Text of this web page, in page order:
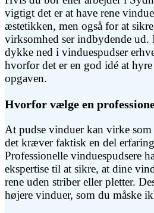
vigtigt det er at have rene
æstetikken, men også for at
virksomhed ser indbydende
dykke ned i vinduespudser
hvorfor det er en god idé at
opgaven.
Hvorfor vælge en
At pudse vinduer kan virke
det kræver faktisk en del
Professionelle vinduespudsere
ekspertise til at sikre, at dine
rene uden striber eller pletter.
højere vinduer, som du måske